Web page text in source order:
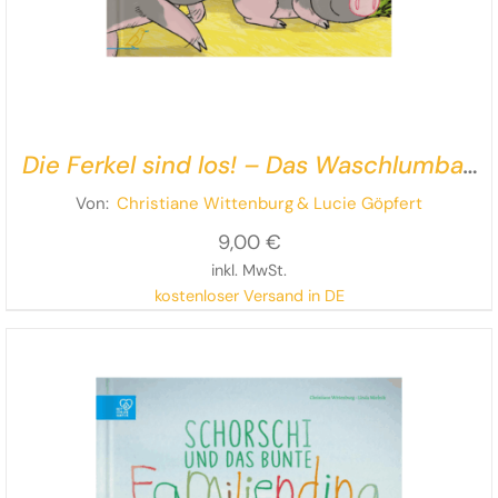
Die Ferkel sind los! – Das Waschlumba-
Abenteuer
Von: Christiane Wittenburg& Lucie Göpfert
9,00 €
inkl. MwSt.
kostenloser Versand in DE